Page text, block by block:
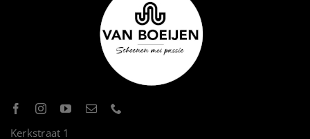
Kerkstraat 1